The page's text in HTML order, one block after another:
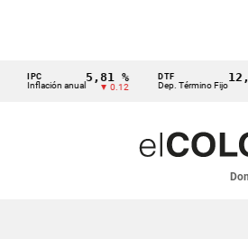
anual
5,81 %
▼ 0.12
DTF
Dep. Término Fijo
12,48 %
▲ 0.05